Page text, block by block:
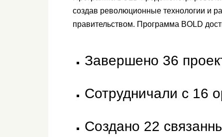
создав революционные технологии и
правительством. Программа BOLD
Завершено 36
Сотрудничали с 16
Создано 22